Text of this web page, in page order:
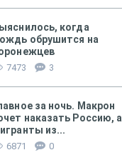
263
когда
обрушится на
7473 3
за ночь. Макрон
наказать Россию, а
из...
6871 0